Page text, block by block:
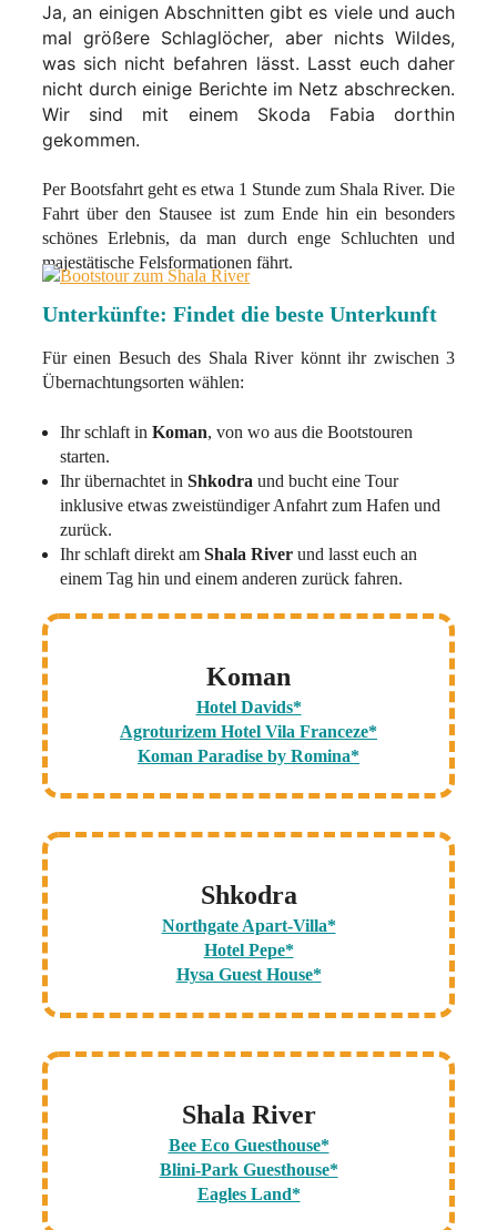
Ja, an einigen Abschnitten gibt es viele und auch
mal größere Schlaglöcher, aber nichts Wildes,
was sich nicht befahren lässt. Lasst euch daher
nicht durch einige Berichte im Netz abschrecken.
Wir sind mit einem Skoda Fabia dorthin
gekommen.
Per Bootsfahrt geht es etwa 1 Stunde zum Shala River. Die
Fahrt über den Stausee ist zum Ende hin ein besonders
schönes Erlebnis, da man durch enge Schluchten und
majestätische Felsformationen fährt.
Unterkünfte: Findet die beste Unterkunft
Für einen Besuch des Shala River könnt ihr zwischen 3
Übernachtungsorten wählen:
Ihr schlaft in Koman, von wo aus die Bootstouren
starten.
Ihr übernachtet in Shkodra und bucht eine Tour
inklusive etwas zweistündiger Anfahrt zum Hafen und
zurück.
Ihr schlaft direkt am Shala River und lasst euch an
einem Tag hin und einem anderen zurück fahren.
Koman
Hotel Davids*
Agroturizem Hotel Vila Franceze*
Koman Paradise by Romina*
Shkodra
Northgate Apart-Villa*
Hotel Pepe*
Hysa Guest House*
Shala River
Bee Eco Guesthouse*
Blini-Park Guesthouse*
Eagles Land*